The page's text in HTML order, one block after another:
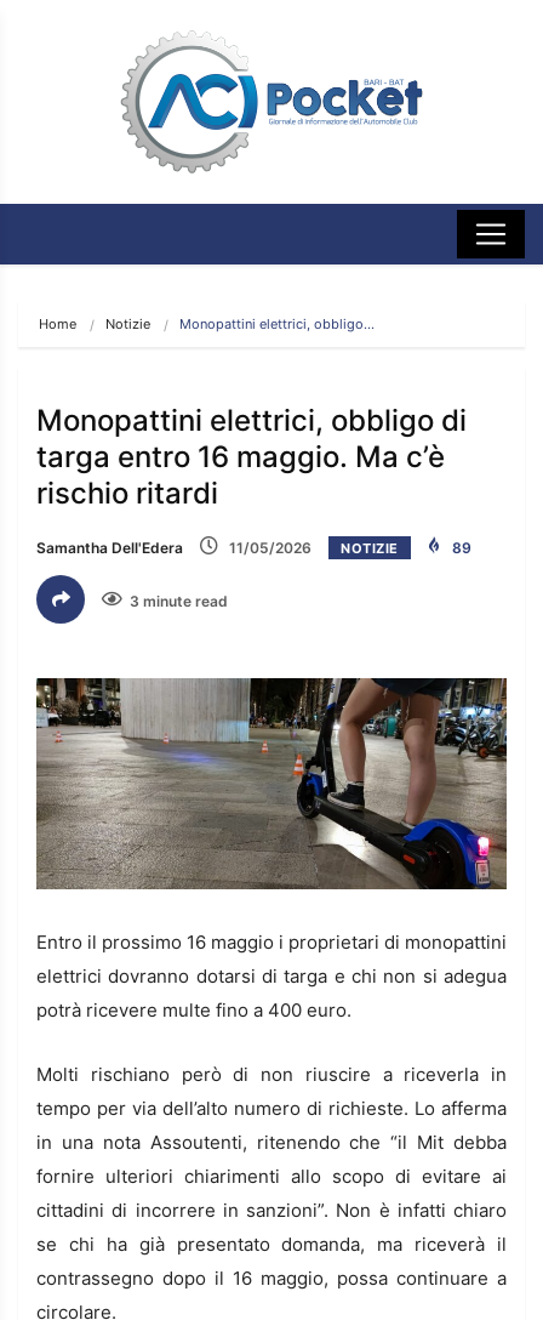
Home Notizie Monopattini elettrici, obbligo…
Monopattini elettrici, obbligo di
targa entro 16 maggio. Ma c’è
rischio ritardi
Samantha Dell'Edera 11/05/2026 NOTIZIE 89
3 minute read
Entro il prossimo 16 maggio i proprietari di monopattini
elettrici dovranno dotarsi di targa e chi non si adegua
potrà ricevere multe fino a 400 euro.
Molti rischiano però di non riuscire a riceverla in
tempo per via dell’alto numero di richieste. Lo afferma
in una nota Assoutenti, ritenendo che “il Mit debba
fornire ulteriori chiarimenti allo scopo di evitare ai
cittadini di incorrere in sanzioni”. Non è infatti chiaro
se chi ha già presentato domanda, ma riceverà il
contrassegno dopo il 16 maggio, possa continuare a
circolare.